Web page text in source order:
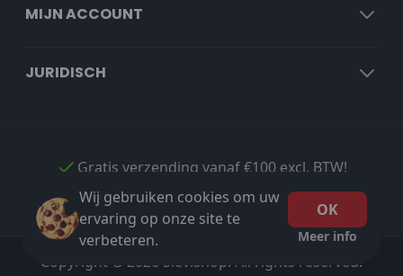
Wij gebruiken cookies om uw
ervaring op onze site te
verbeteren.
OK
Meer info
MIJN ACCOUNT
JURIDISCH
Gratis verzending vanaf €100 excl. BTW!
Copyright © 2026 Sievishop. All rights reserved.